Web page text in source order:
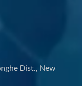
Dist., New